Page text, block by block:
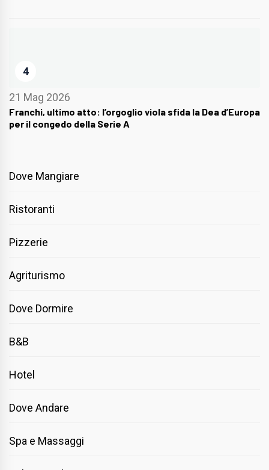
4
21 Mag 2026
Franchi, ultimo atto: l’orgoglio viola sfida la Dea d’Europa
per il congedo della Serie A
Dove Mangiare
Ristoranti
Pizzerie
Agriturismo
Dove Dormire
B&B
Hotel
Dove Andare
Spa e Massaggi